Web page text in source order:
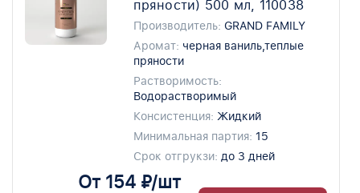
пряности) 500 мл, 110038
Производитель: GRAND FAMILY
Аромат: черная ваниль,теплые
пряности
Растворимость:
Водорастворимый
Консистенция: Жидкий
Минимальная партия: 15
Срок отгрукзи: до 3 дней
От 154 ₽/шт